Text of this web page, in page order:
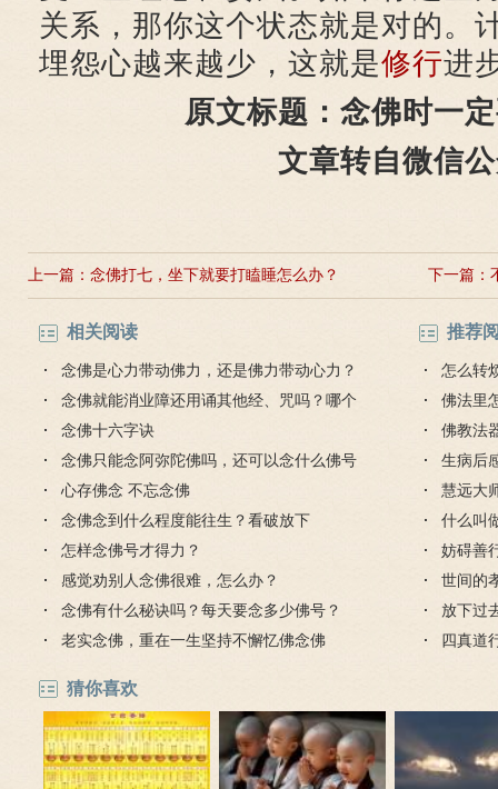
关系，那你这个状态就是对的。
埋怨心越来越少，这就是修行进
原文标题：念佛时一
文章转自微信
上一篇： 念佛打七，坐下就要打瞌睡怎么办？ 下一篇：
相关阅读
念佛是心力带动佛力，还是佛力带动心力？
念佛就能消业障还用诵其他经、咒吗？哪个
法门好？
念佛十六字诀
念佛只能念阿弥陀佛吗，还可以念什么佛号
吗？
心存佛念 不忘念佛
念佛念到什么程度能往生？看破放下
怎样念佛号才得力？
感觉劝别人念佛很难，怎么办？
念佛有什么秘诀吗？每天要念多少佛号？
老实念佛，重在一生坚持不懈忆佛念佛
推荐
怎么转
佛法里
佛教法
生病后
父怎么
慧远大
什么叫
妨碍善
徒要防
世间的
满的孝
放下过
四真道
猜你喜欢